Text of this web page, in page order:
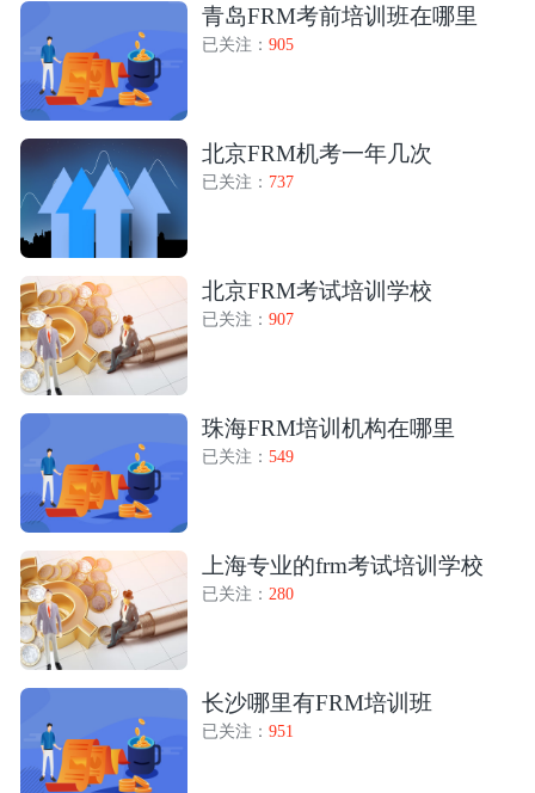
青岛FRM考前培训班在哪里
已关注： 905
北京FRM机考一年几次
已关注： 737
北京FRM考试培训学校
已关注： 907
珠海FRM培训机构在哪里
已关注： 549
上海专业的frm考试培训学校
已关注： 280
长沙哪里有FRM培训班
已关注： 951